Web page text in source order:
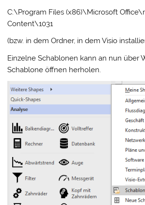
C:\Program Files (x86)\Microsoft
Content\1031
(bzw. in dem Ordner, in dem Visio
Einzelne Schablonen kann an nun über
Schablone öffnen herholen.